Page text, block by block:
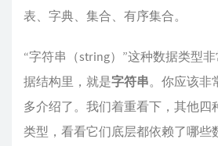
表、字典、集合、有序集合。
“字符串（string）”这种数据类型
据结构里，就是字符串。你应该非
多介绍了。我们着重看下，其他四
类型，看看它们底层都依赖了哪些